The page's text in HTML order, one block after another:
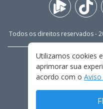
Todos os direitos reservados -
FALE
TERMOS E
Utilizamos cookies
aprimorar sua
acordo com o